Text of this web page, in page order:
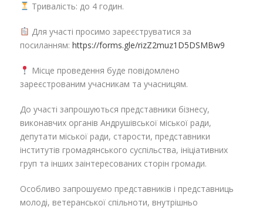
Тривалість: до 4 годин.
Для участі просимо зареєструватися за
посиланням: https://forms.gle/rizZ2muz1D5DSMBw9
Місце проведення буде повідомлено
зареєстрованим учасникам та учасницям.
До участі запрошуються представники бізнесу,
виконавчих органів Андрушівської міської ради,
депутати міської ради, старости, представники
інститутів громадянського суспільства, ініціативних
груп та інших заінтересованих сторін громади.
Особливо запрошуємо представників і представниць
молоді, ветеранської спільноти, внутрішньо